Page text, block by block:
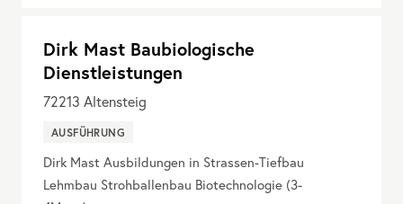
Dirk Mast Baubiologische
Dienstleistungen
72213 Altensteig
AUSFÜHRUNG
Dirk Mast Ausbildungen in Strassen-Tiefbau
Lehmbau Strohballenbau Biotechnologie (3-